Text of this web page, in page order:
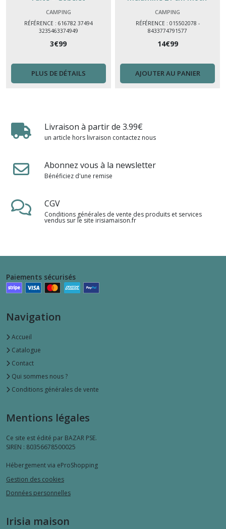
Apprentissage Plastique avec
Poignées
CAMPING
RÉFÉRENCE : 616782 37494
3235463374949
3€99
PLUS DE DÉTAILS
poisson Méditerranée
CAMPING
RÉFÉRENCE : 015502078 -
8433774791577
14€99
AJOUTER AU PANIER
Livraison à partir de 3.99€
un article hors livraison contactez nous
Abonnez vous à la newsletter
Bénéficiez d'une remise
CGV
Conditions générales de vente des produits et services
vendus sur le site irisiamaison.fr
Paiements sécurisés
Navigation
Accueil
Catalogue
Contact
Qui sommes nous ?
Conditions générales de vente
Mentions légales
Ce site est édité par BAZAR PSE.
SIREN : 80356678500025
Hébergement via eProShopping
Gestion des cookies
Données personnelles
Irisia maison